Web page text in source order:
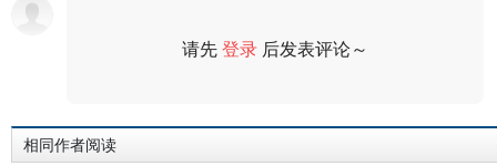
请先登录 后发表评论～
相同作者阅读